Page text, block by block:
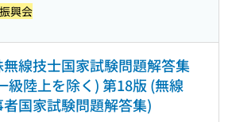
興会
線技士国家試験問題解答集
級陸上を除く) 第18版 (無線
国家試験問題解答集)